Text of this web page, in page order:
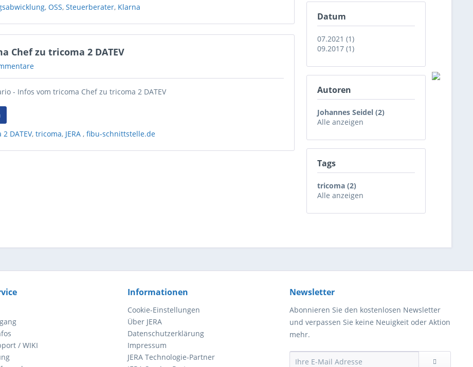
Datum
07.2021 (1)
09.2017 (1)
Autoren
Johannes Seidel (2)
Alle anzeigen
Tags
tricoma (2)
Alle anzeigen
,OSS,Steuerberater, Klarna
Chef zu tricoma 2 DATEV
- Infos vom tricoma Chef zu tricoma 2 DATEV
DATEV,tricoma, JERA,fibu-schnittstelle.de
/ WIKI
Informationen
Cookie-Einstellungen
Über JERA
Datenschutzerklärung
Impressum
JERA Technologie-Partner
Newsletter
Abonnieren Sie den kostenlosen Newsletter
und verpassen Sie keine Neuigkeit oder Aktion
mehr.